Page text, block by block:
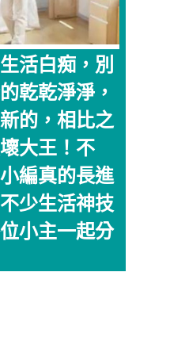
活白痴，別
乾乾淨淨，
的，相比之
大王！不
編真的長進
少生活神技
小主一起分